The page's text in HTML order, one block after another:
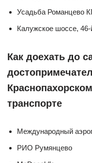
Усадьба Романцево
Калужское шоссе, 46-
Как доехать до
транспорте
Международный
РИО Румянцево